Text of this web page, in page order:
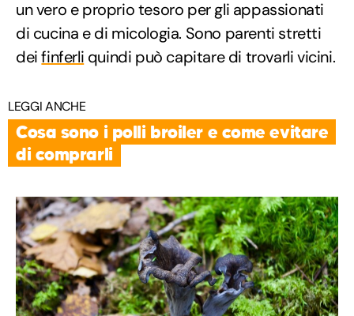
un vero e proprio tesoro per gli appassionati
di cucina e di micologia. Sono parenti stretti
deifinferli quindi può capitare di trovarli vicini.
LEGGI ANCHE
Cosa sono i polli broiler e come evitare
di comprarli